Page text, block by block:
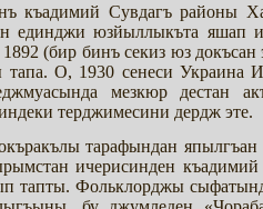
къадимий Сувдагъ районы
единджи юзйыллыкъта яшап
(бир бинъ секиз юз
тапа. О, 1930 сенеси Украина
мезкюр дестан
терджимесини дердж эте.
тарафындан
ичерисинден
тапты. Фольклорджы